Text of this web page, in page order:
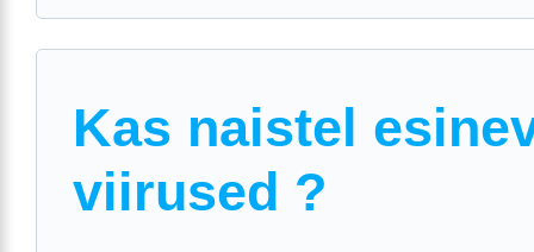
Kas naistel
viirused ?